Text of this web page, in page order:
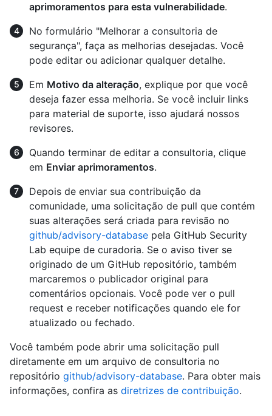
aprimoramentos para esta vulnerabilidade.
No formulário "Melhorar a consultoria de
segurança", faça as melhorias desejadas. Você
pode editar ou adicionar qualquer detalhe.
Em Motivo da alteração, explique por que você
deseja fazer essa melhoria. Se você incluir links
para material de suporte, isso ajudará nossos
revisores.
Quando terminar de editar a consultoria, clique
em Enviar aprimoramentos.
Depois de enviar sua contribuição da
comunidade, uma solicitação de pull que contém
suas alterações será criada para revisão no
github/advisory-database pela GitHub Security
Lab equipe de curadoria. Se o aviso tiver se
originado de um GitHub repositório, também
marcaremos o publicador original para
comentários opcionais. Você pode ver o pull
request e receber notificações quando ele for
atualizado ou fechado.
Você também pode abrir uma solicitação pull
diretamente em um arquivo de consultoria no
repositório github/advisory-database. Para obter mais
informações, confira as diretrizes de contribuição.